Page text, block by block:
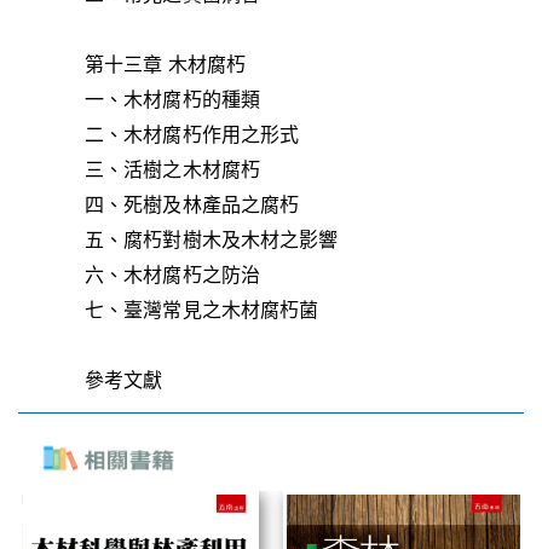
第十三章 木材腐朽
一、木材腐朽的種類
二、木材腐朽作用之形式
三、活樹之木材腐朽
四、死樹及林產品之腐朽
五、腐朽對樹木及木材之影響
六、木材腐朽之防治
七、臺灣常見之木材腐朽菌
參考文獻